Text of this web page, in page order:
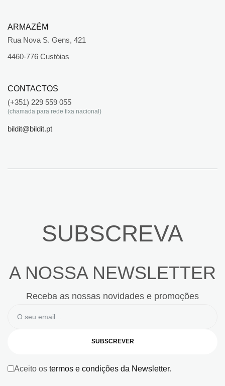
ARMAZÉM
Rua Nova S. Gens, 421
4460-776 Custóias
CONTACTOS
(+351) 229 559 055
(chamada para rede fixa nacional)
bildit@bildit.pt
SUBSCREVA
A NOSSA NEWSLETTER
Receba as nossas novidades e promoções
SUBSCREVER
Aceito os termos e condições da Newsletter.